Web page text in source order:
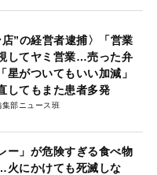
店”の経営者逮捕〉「営業
してヤミ営業…売った弁
星がついてもいい加減」
してもまた患者多発
部ニュース班
ー」が危険すぎる食べ物
火にかけても死滅しな